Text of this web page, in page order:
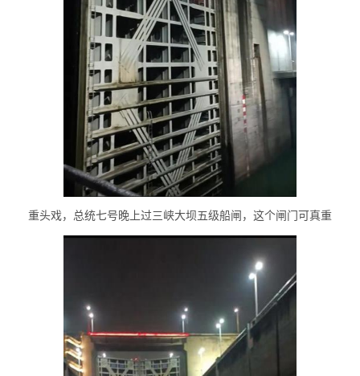
重头戏，总统七号晚上过三峡大坝五级船闸，这个闸门可真重